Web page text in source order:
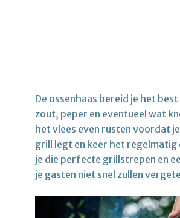
De ossenhaas bereid je het
zout, peper en eventueel wat
het vlees even rusten voordat
grill legt en keer het regelmatig
je die perfecte grillstrepen en
je gasten niet snel zullen